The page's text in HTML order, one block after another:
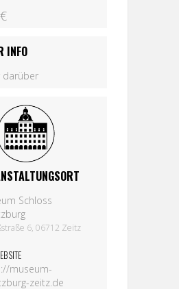
INFO
darüber
Schloss
6, 06712 Zeitz
museum-
zeitz.de